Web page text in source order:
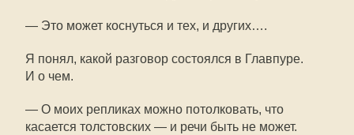
— Это может коснуться и тех, и других….
Я понял, какой разговор состоялся в Главпуре.
И о чем.
— О моих репликах можно потолковать, что
касается толстовских — и речи быть не может.